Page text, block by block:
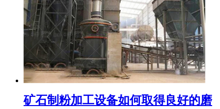
矿石制粉加工设备如何取得良好的磨